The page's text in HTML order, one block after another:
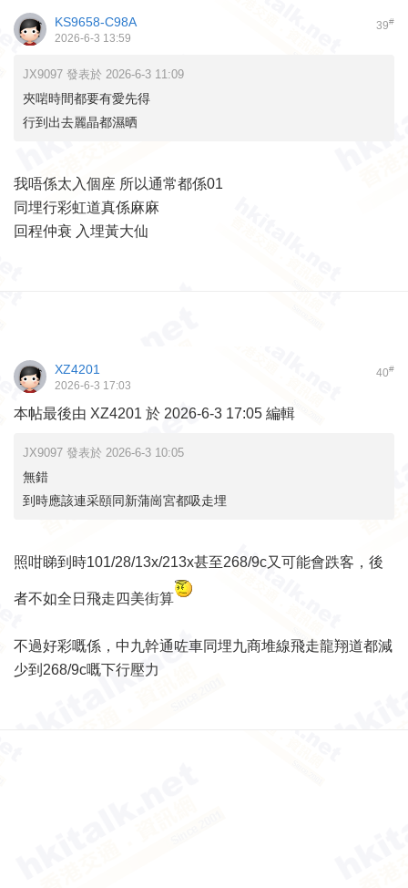
39#
KS9658-C98A
2026-6-3 13:59
JX9097 發表於 2026-6-3 11:09
夾啱時間都要有愛先得
行到出去麗晶都濕晒
我唔係太入個座 所以通常都係01
同埋行彩虹道真係麻麻
回程仲衰 入埋黃大仙
40#
XZ4201
2026-6-3 17:03
本帖最後由 XZ4201 於 2026-6-3 17:05 編輯
JX9097 發表於 2026-6-3 10:05
無錯
到時應該連采頤同新蒲崗宮都吸走埋
照咁睇到時101/28/13x/213x甚至268/9c又可能會跌客，後
者不如全日飛走四美街算
不過好彩嘅係，中九幹通咗車同埋九商堆線飛走龍翔道都減
少到268/9c嘅下行壓力